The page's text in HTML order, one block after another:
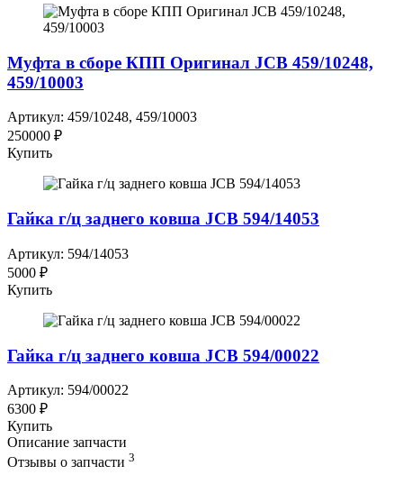
Муфта в сборе КПП Оригинал JCB 459/10248,
459/10003
Артикул: 459/10248, 459/10003
250000 ₽
Купить
Гайка г/ц заднего ковша JCB 594/14053
Артикул: 594/14053
5000 ₽
Купить
Гайка г/ц заднего ковша JCB 594/00022
Артикул: 594/00022
6300 ₽
Купить
Описание запчасти
Отзывы о запчасти 3